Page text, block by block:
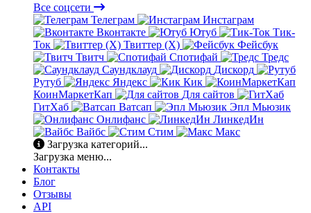
Все соцсети
Телеграм
Инстаграм
Вконтакте
Ютуб
Тик-
Ток
Твиттер (X)
Фейсбук
Твитч
Спотифай
Тредс
Саундклауд
Дискорд
Рутуб
Яндекс
Кик
КоинМаркетКап
Для сайтов
ГитХаб
Ватсап
Эпл Мьюзик
Онлифанс
ЛинкедИн
Вайбс
Стим
Макс
Загрузка категорий...
Загрузка меню...
Контакты
Блог
Отзывы
API